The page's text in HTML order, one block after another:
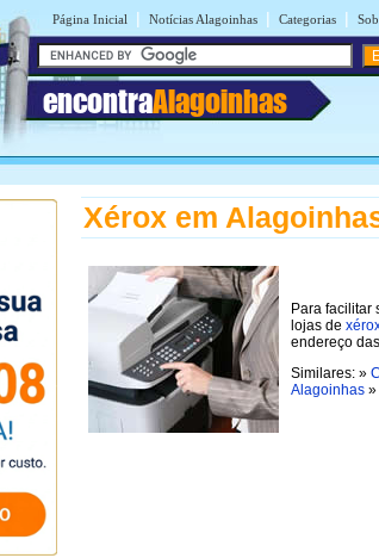
Página Inicial | Notícias Alagoinhas | Categorias |
encontraAlagoinhas
Xérox em
Para facilitar
lojas de
endereço
Similares: »
Alagoinhas »